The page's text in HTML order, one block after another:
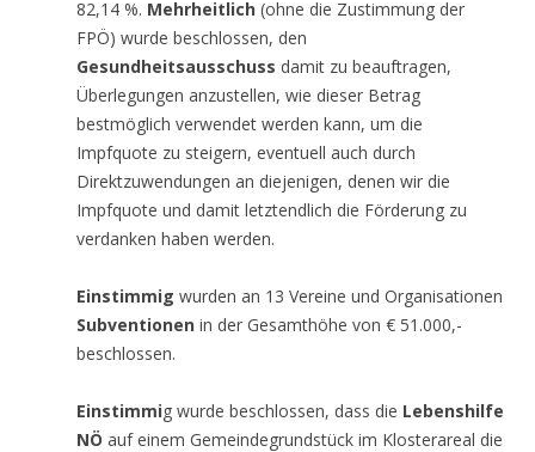
82,14 %. Mehrheitlich (ohne die Zustimmung der
FPÖ) wurde beschlossen, den
Gesundheitsausschuss damit zu beauftragen,
Überlegungen anzustellen, wie dieser Betrag
bestmöglich verwendet werden kann, um die
Impfquote zu steigern, eventuell auch durch
Direktzuwendungen an diejenigen, denen wir die
Impfquote und damit letztendlich die Förderung zu
verdanken haben werden.
Einstimmig wurden an 13 Vereine und Organisationen
Subventionen in der Gesamthöhe von € 51.000,-
beschlossen.
Einstimmig wurde beschlossen, dass die Lebenshilfe
NÖ auf einem Gemeindegrundstück im Klosterareal die